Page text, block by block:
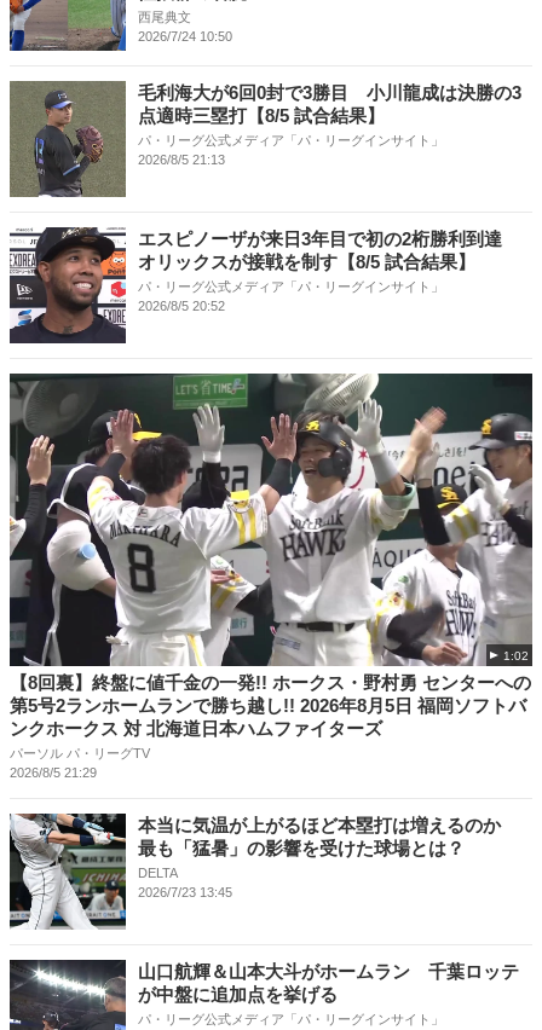
西尾典文
2026/7/24 10:50
毛利海大が6回0封で3勝目 小川龍成は決勝の3
点適時三塁打【8/5 試合結果】
パ・リーグ公式メディア「パ・リーグインサイト」
2026/8/5 21:13
エスピノーザが来日3年目で初の2桁勝利到達
オリックスが接戦を制す【8/5 試合結果】
パ・リーグ公式メディア「パ・リーグインサイト」
2026/8/5 20:52
1:02
【8回裏】終盤に値千金の一発!! ホークス・野村勇 センターへの
第5号2ランホームランで勝ち越し!! 2026年8月5日 福岡ソフトバ
ンクホークス 対 北海道日本ハムファイターズ
パーソル パ・リーグTV
2026/8/5 21:29
本当に気温が上がるほど本塁打は増えるのか
最も「猛暑」の影響を受けた球場とは？
DELTA
2026/7/23 13:45
山口航輝＆山本大斗がホームラン 千葉ロッテ
が中盤に追加点を挙げる
パ・リーグ公式メディア「パ・リーグインサイト」